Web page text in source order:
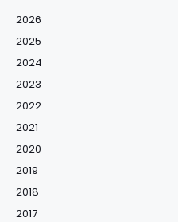
2026
2025
2024
2023
2022
2021
2020
2019
2018
2017